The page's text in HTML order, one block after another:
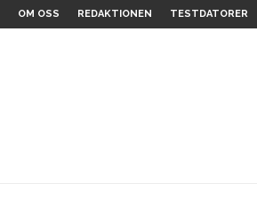
OM OSS REDAKTIONEN TESTDATORER